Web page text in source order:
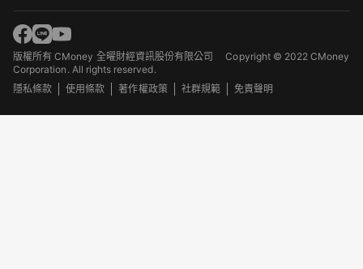
版權所有 CMoney 全曜財經資訊股份有限公司Copyright © 2022 CMoney
Corporation. All rights reserved.
隱私條款
使用條款 著作權政策 社群規範 免責聲明